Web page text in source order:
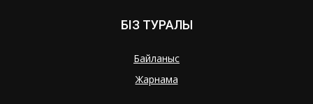
БІЗ ТУРАЛЫ
Байланыс
Жарнама